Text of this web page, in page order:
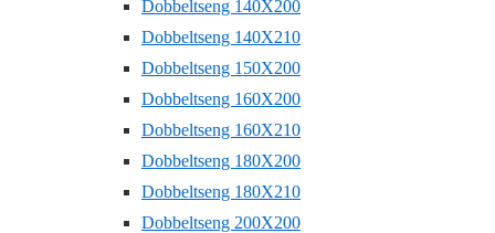
Dobbeltseng 140X200
Dobbeltseng 140X210
Dobbeltseng 150X200
Dobbeltseng 160X200
Dobbeltseng 160X210
Dobbeltseng 180X200
Dobbeltseng 180X210
Dobbeltseng 200X200